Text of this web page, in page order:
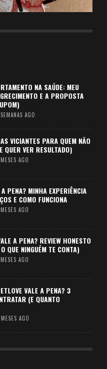
NA SAÚDE: MEU
E A PROPOSTA
AGO
VICIANTES PARA QUEM NÃO
QUER VER RESULTADO)
AGO
PENA? MINHA EXPERIÊNCIA
E COMO FUNCIONA
AGO
A PENA? REVIEW HONESTO
QUE NINGUÉM TE CONTA)
AGO
VALE A PENA? 3
(E QUANTO
AGO